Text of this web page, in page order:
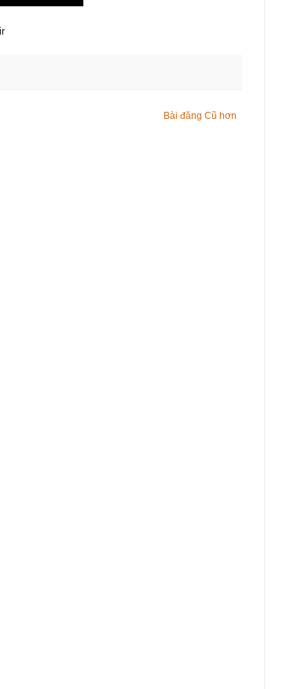
Bài đăng Cũ hơn